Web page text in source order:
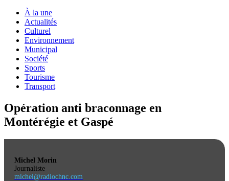
À la une
Actualités
Culturel
Environnement
Municipal
Société
Sports
Tourisme
Transport
Opération anti braconnage en
Montérégie et Gaspé
Michel Morin
Journaliste
michel@radiochnc.com